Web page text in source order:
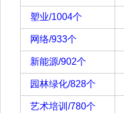
塑业/1004个
网络/933个
新能源/902个
园林绿化/828个
艺术培训/780个